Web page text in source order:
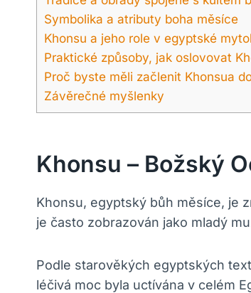
Symbolika a atributy boha měsíce
Khonsu a jeho role v egyptské
Praktické způsoby, jak oslovovat
Proč byste měli začlenit Khonsua
Závěrečné myšlenky
Khonsu – Božský
Khonsu, egyptský bůh měsíce, je
je často zobrazován jako mladý
Podle starověkých egyptských
léčivá moc byla uctívána v celém